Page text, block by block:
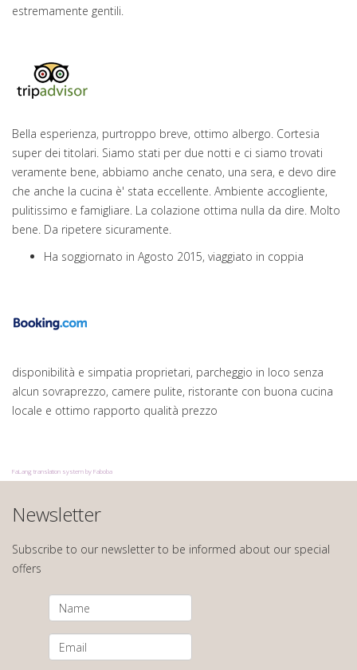
estremamente gentili.
Bella esperienza, purtroppo breve, ottimo albergo. Cortesia
super dei titolari. Siamo stati per due notti e ci siamo trovati
veramente bene, abbiamo anche cenato, una sera, e devo dire
che anche la cucina è' stata eccellente. Ambiente accogliente,
pulitissimo e famigliare. La colazione ottima nulla da dire. Molto
bene. Da ripetere sicuramente.
Ha soggiornato in Agosto 2015, viaggiato in coppia
disponibilità e simpatia proprietari, parcheggio in loco senza
alcun sovraprezzo, camere pulite, ristorante con buona cucina
locale e ottimo rapporto qualità prezzo
FaLang translation system by Faboba
Newsletter
Subscribe to our newsletter to be informed about our special
offers